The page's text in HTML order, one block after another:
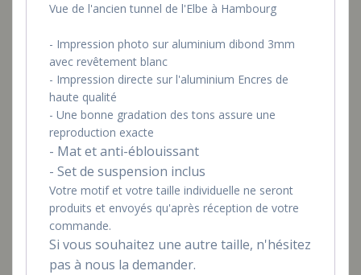
Vue de l'ancien tunnel de l'Elbe à Hambourg
- Impression photo sur aluminium dibond 3mm
avec revêtement blanc
- Impression directe sur l'aluminium Encres de
haute qualité
- Une bonne gradation des tons assure une
reproduction exacte
- Mat et anti-éblouissant
- Set de suspension inclus
Votre motif et votre taille individuelle ne seront
produits et envoyés qu'après réception de votre
commande.
Si vous souhaitez une autre taille, n'hésitez
pas à nous la demander.